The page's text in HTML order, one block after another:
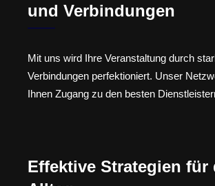
und Verbindungen
Mit uns wird Ihre Veranstaltung durch
Verbindungen perfektioniert. Unser
Ihnen Zugang zu den besten
Effektive Strategien für